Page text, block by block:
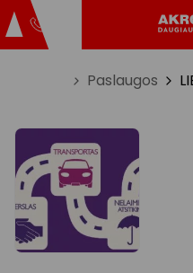
Paslaugos